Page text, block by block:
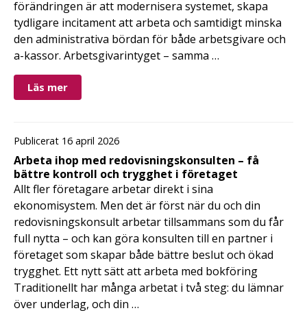
förändringen är att modernisera systemet, skapa
tydligare incitament att arbeta och samtidigt minska
den administrativa bördan för både arbetsgivare och
a-kassor. Arbetsgivarintyget – samma …
Läs mer
Publicerat 16 april 2026
Arbeta ihop med redovisningskonsulten – få
bättre kontroll och trygghet i företaget
Allt fler företagare arbetar direkt i sina
ekonomisystem. Men det är först när du och din
redovisningskonsult arbetar tillsammans som du får
full nytta – och kan göra konsulten till en partner i
företaget som skapar både bättre beslut och ökad
trygghet. Ett nytt sätt att arbeta med bokföring
Traditionellt har många arbetat i två steg: du lämnar
över underlag, och din …